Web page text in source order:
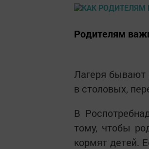
Родителям
Лагеря бывают
в столовых,
В
тому, чтобы
кормят детей.